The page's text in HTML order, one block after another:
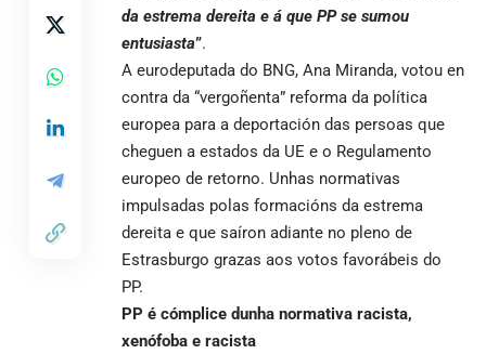
da estrema dereita e á que PP se sumou
entusiasta”.
A eurodeputada do BNG, Ana Miranda, votou en
contra da “vergoñenta” reforma da política
europea para a deportación das persoas que
cheguen a estados da UE e o Regulamento
europeo de retorno. Unhas normativas
impulsadas polas formacións da estrema
dereita e que saíron adiante no pleno de
Estrasburgo grazas aos votos favorábeis do
PP.
PP é cómplice dunha normativa racista,
xenófoba e racista